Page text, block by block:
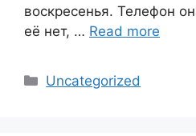
воскресенья. Телефон
её нет, … Read more
Categories
Uncategorized